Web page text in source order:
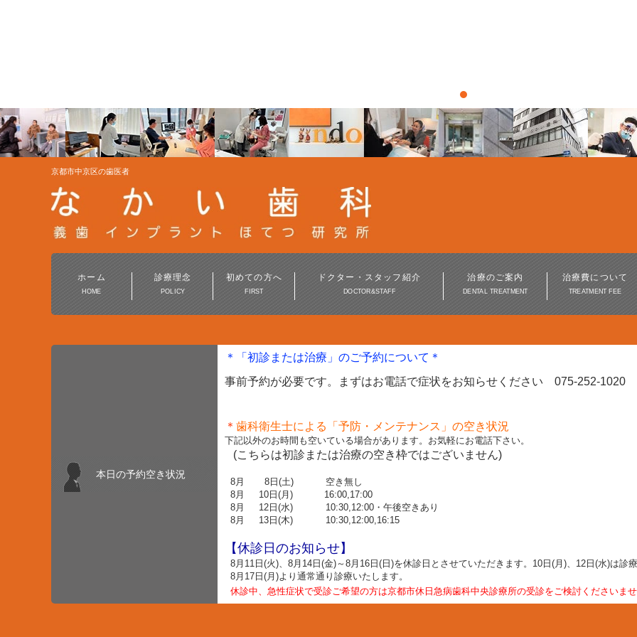
京都市中京区の歯医者
ホーム
HOME
診療理念
POLICY
初めての方へ
FIRST
ドクター・スタッフ紹介
DOCTOR&STAFF
治療のご案内
DENTAL TREATMENT
治療費について
TREATMENT FEE
本日の予約空き状況
＊「初診または治療」のご予約について ＊
事前予約が必要です。まずはお電話で症状をお知らせ ください 075-252-1020
＊ 歯科衛生士による「予防・メンテナンス」の空き状況
下記以外のお時間も空いている場合があります。お気軽にお電話下さい。
(こちらは初診または治療の空き枠ではございません)
8月 8日(土) 空き無し
8月 10日(月 ) 16:00,17:00
8月 12日(水) 10:30,12:00・午後空きあり
8月 13日(木) 10:30,12:00,16:15
【休診日のお知らせ】
8月11日(火)、 8月 14日(金)～8月16日(日)を休診日とさせていただきます。10日(月)、12日(水)は診療
8月17日(月)より通常通り診療いたします。
休診中、急性症状で受診ご希望の方は京都市休日急病歯科中央診療所の受診をご検討くださいませ